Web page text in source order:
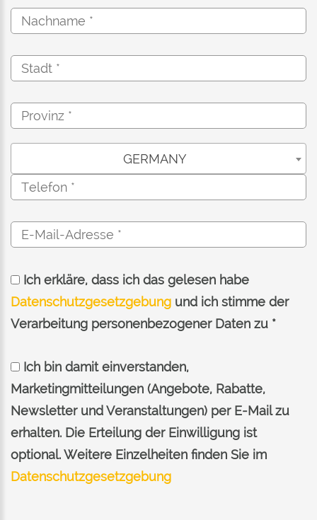
GERMANY
Ich erkläre, dass ich das gelesen habe
Datenschutzgesetzgebung und ich stimme der
Verarbeitung personenbezogener Daten zu *
Ich bin damit einverstanden,
Marketingmitteilungen (Angebote, Rabatte,
Newsletter und Veranstaltungen) per E-Mail zu
erhalten. Die Erteilung der Einwilligung ist
optional. Weitere Einzelheiten finden Sie im
Datenschutzgesetzgebung